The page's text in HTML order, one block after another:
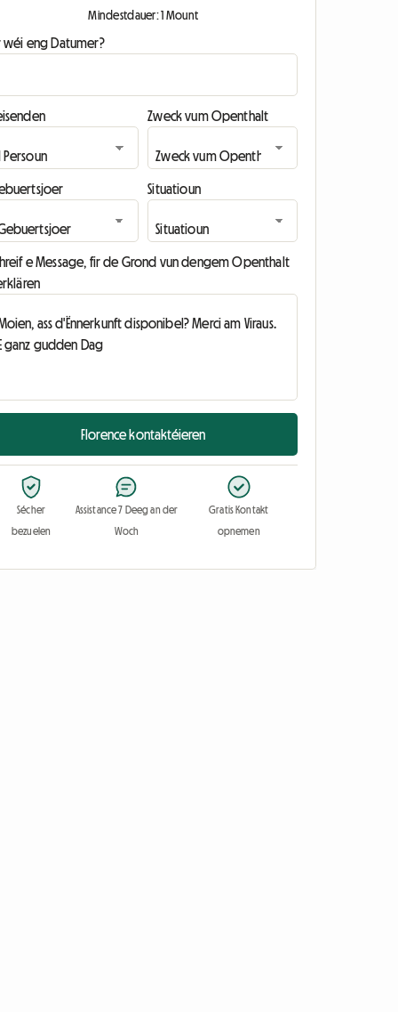
Mindestdauer: 1 Mount
wéi eng Datumer?
Zweck vum Openthalt
Situatioun
e Message, fir de Grond vun dengem Openthalt
Florence kontaktéieren
Sécher
bezuelen
Assistance 7 Deeg an der
Woch
Gratis Kontakt
opnemen